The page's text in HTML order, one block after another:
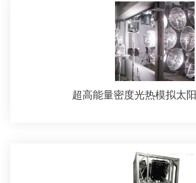
超高能量密度光热模拟太